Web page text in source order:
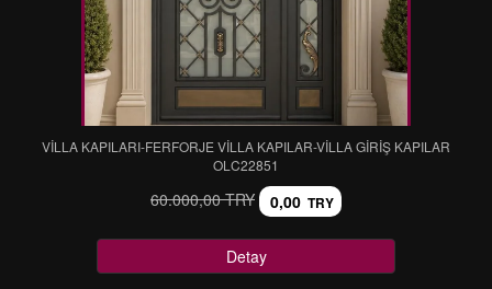
VİLLA KAPILARI-FERFORJE VİLLA KAPILAR-VİLLA GİRİŞ KAPILAR
OLC22851
60.000,00 TRY 0,00 TRY
Detay